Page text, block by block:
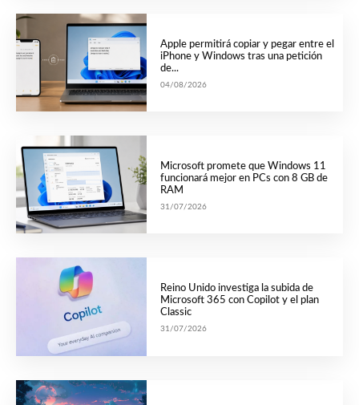
Apple permitirá copiar y pegar entre el
iPhone y Windows tras una petición
de...
04/08/2026
Microsoft promete que Windows 11
funcionará mejor en PCs con 8 GB de
RAM
31/07/2026
Reino Unido investiga la subida de
Microsoft 365 con Copilot y el plan
Classic
31/07/2026